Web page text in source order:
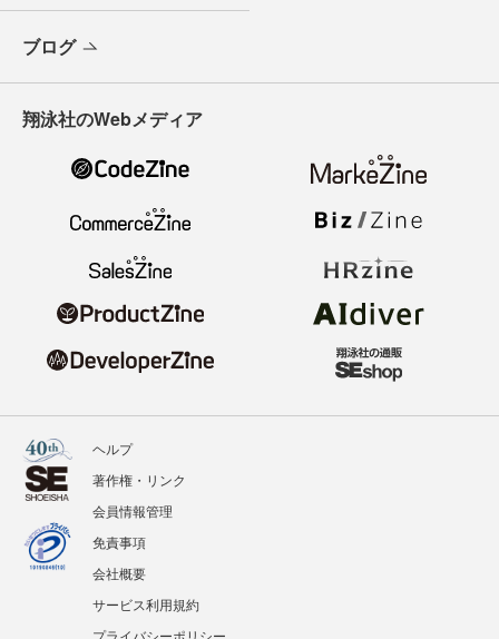
ブログ
翔泳社のWebメディア
ヘルプ
著作権・リンク
会員情報管理
免責事項
会社概要
サービス利用規約